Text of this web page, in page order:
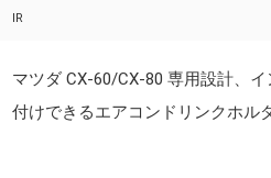
IR
マツダ CX-60/CX-80 専用設計、
付けできるエアコンドリンクホル